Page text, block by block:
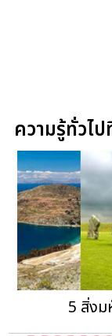
ความรู้ทั่วไ
5 สิ่งม